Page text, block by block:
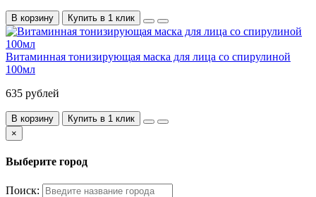
В корзину Купить в 1 клик
Витаминная тонизирующая маска для лица со спирулиной
100мл
635 рублей
В корзину
Купить в 1 клик
×
Выберите город
Поиск: